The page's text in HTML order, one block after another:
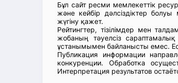
Бұл сайт ресми мемлекеттік
және кейбір дәлсіздіктер болуы
жүгіну қажет.
Рейтингтер, тізілімдер мен
жобаның тәуелсіз
ұстанымымен байланысты емес.
Публикация информации
конкуренции. Обработка
Интерпретация результатов